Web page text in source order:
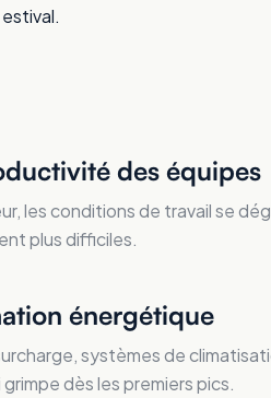
des équipes
les conditions de travail se
plus difficiles.
énergétique
systèmes de
dès les premiers pics.